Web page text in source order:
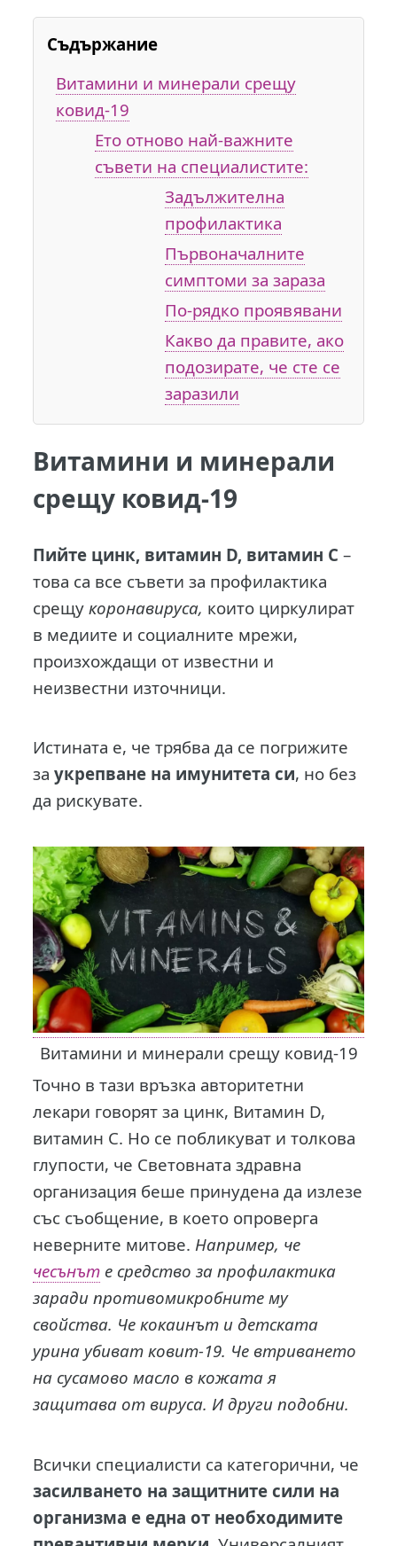
Съдържание
Витамини и минерали срещу
ковид-19
Ето отново най-важните
съвети на специалистите:
Задължителна
профилактика
Първоначалните
симптоми за зараза
По-рядко проявявани
Какво да правите, ако
подозирате, че сте се
заразили
Витамини и минерали
срещу ковид-19
Пийте цинк, витамин D, витамин С –
това са все съвети за профилактика
срещукоронавируса, които циркулират
в медиите и социалните мрежи,
произхождащи от известни и
неизвестни източници.
Истината е, че трябва да се погрижите
заукрепване на имунитета си, но без
да рискувате.
Витамини и минерали срещу ковид-19
Точно в тази връзка авторитетни
лекари говорят за цинк, Витамин D,
витамин С. Но се побликуват и толкова
глупости, че Световната здравна
организация беше принудена да излезе
със съобщение, в което опроверга
неверните митове. Например, че
чесънът е средство за профилактика
заради противомикробните му
свойства. Че кокаинът и детската
урина убиват ковит-19. Че втриването
на сусамово масло в кожата я
защитава от вируса. И други подобни.
Всички специалисти са категорични, че
засилването на защитните сили на
организма е една от необходимите